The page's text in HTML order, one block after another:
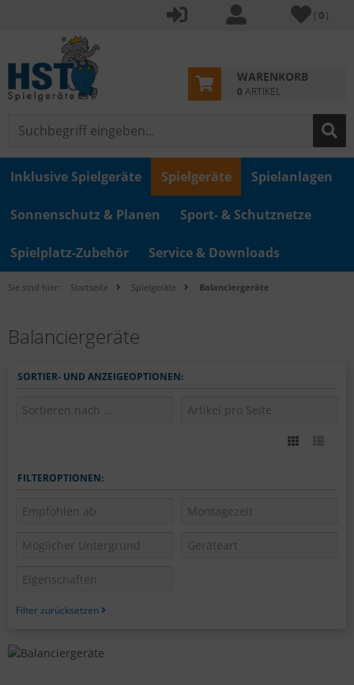
( 0)
WARENKORB
0 ARTIKEL
Inklusive Spielgeräte Spielgeräte Spielanlagen
Sonnenschutz & Planen Sport- & Schutznetze
Spielplatz-Zubehör Service & Downloads
Sie sind hier: Startseite Spielgeräte Balanciergeräte
Balanciergeräte
SORTIER- UND ANZEIGEOPTIONEN:
FILTEROPTIONEN:
Filter zurücksetzen